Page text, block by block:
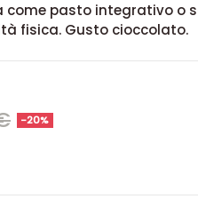
come pasto integrativo o
fisica. Gusto cioccolato.
-20%